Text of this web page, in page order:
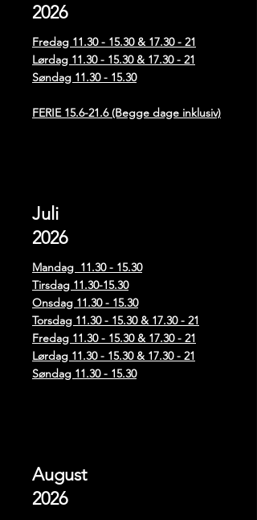
2026
Fredag 11.30 - 15.30& 17.30 - 21
Lørdag 11.30 - 15.30& 17.30 - 21
Søndag 11.30 - 15.30
FERIE 15.6-21.6 (Begge dage inklusiv)
Juli
2026
Mandag 11.30 - 15.30
Tirsdag 11.30-15.30
Onsdag 11.30 - 15.30
Torsdag 11.30 - 15.30& 17.30 - 21
Fredag 11.30 - 15.30& 17.30 - 21
Lørdag 11.30 - 15.30& 17.30 - 21
Søndag 11.30 - 15.30
August
2026